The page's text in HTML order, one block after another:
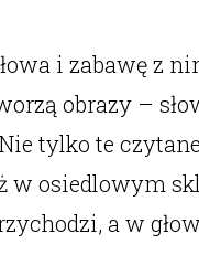
i zabawę z
obrazy –
tylko te
w osiedlowym
a w